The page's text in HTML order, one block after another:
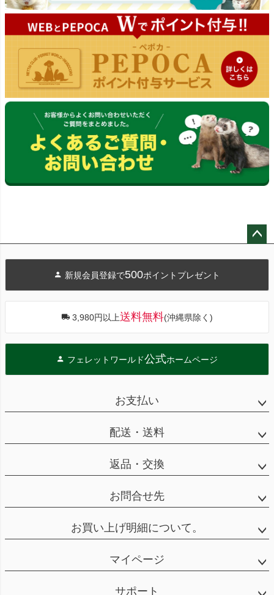
へ
新規会員登録で500ポイントプレゼント
3,980円以上送料無料(沖縄県除く)
フェレットワールド公式ホームページ
お支払い
配送・送料
返品・交換
お問合せ先
お買い上げ明細について。
マイページ
サポート